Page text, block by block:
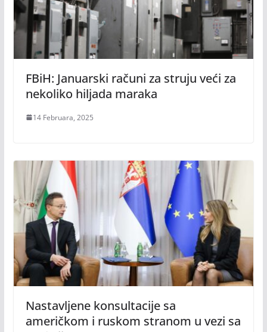
FBiH: Januarski računi za struju veći za
nekoliko hiljada maraka
14 Februara, 2025
Nastavljene konsultacije sa
američkom i ruskom stranom u vezi sa